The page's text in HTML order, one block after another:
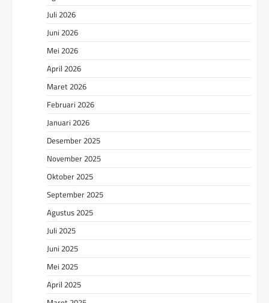
Juli 2026
Juni 2026
Mei 2026
April 2026
Maret 2026
Februari 2026
Januari 2026
Desember 2025
November 2025
Oktober 2025
September 2025
Agustus 2025
Juli 2025
Juni 2025
Mei 2025
April 2025